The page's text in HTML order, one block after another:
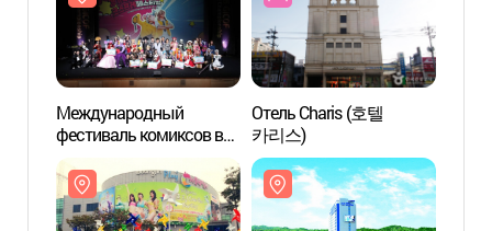
Международный
фестиваль комиксов в
Пучхоне
(부천국제만화축제)
Отель Charis (호텔
카리스)